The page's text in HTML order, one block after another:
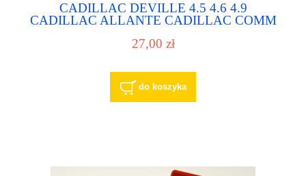
CADILLAC DEVILLE 4.5 4.6 4.9
CADILLAC ALLANTE CADILLAC COMM
27,00 zł
do koszyka